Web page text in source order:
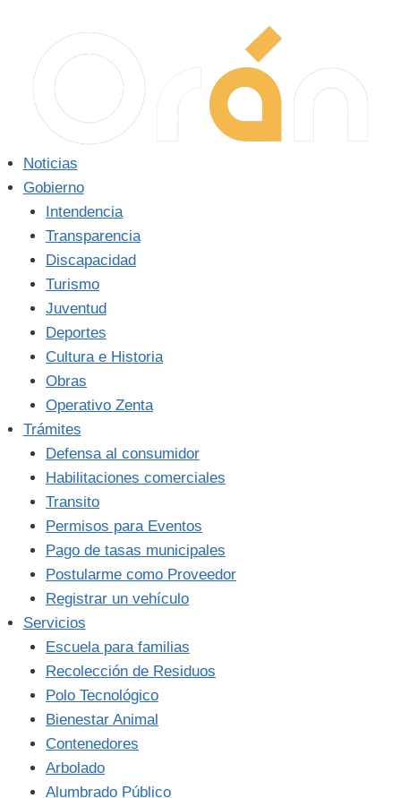
Noticias
Gobierno
Intendencia
Transparencia
Discapacidad
Turismo
Juventud
Deportes
Cultura e Historia
Obras
Operativo Zenta
Trámites
Defensa al consumidor
Habilitaciones comerciales
Transito
Permisos para Eventos
Pago de tasas municipales
Postularme como Proveedor
Registrar un vehículo
Servicios
Escuela para familias
Recolección de Residuos
Polo Tecnológico
Bienestar Animal
Contenedores
Arbolado
Alumbrado Público